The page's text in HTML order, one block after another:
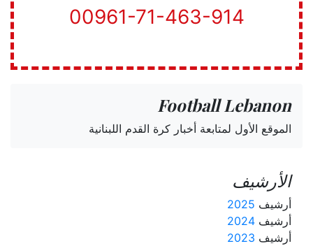
00961-71-463-914
Football Lebanon
الموقع الأول لمتابعة أخبار كرة القدم اللبنانية
الأرشيف
أرشيف 2025
أرشيف 2024
أرشيف 2023